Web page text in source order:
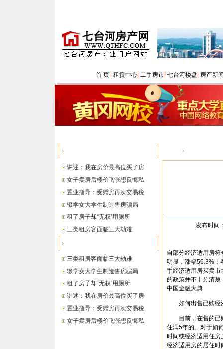
首 页| 租赁中心| 二手房市| 七台河楼盘 房产新
讲述：我在房价最高位买了房
女子卖房后楼价飞涨想反悔私
置业指导：受赠房再次交易税
辍学女大学生制造售房骗局
租了房子却“无权”用厕所
三类租房客面临三大劫难
三类租房客面临三大劫难
辍学女大学生制造售房骗局
租了房子却“无权”用厕所
讲述：我在房价最高位买了房
置业指导：受赠房再次交易税
女子卖房后楼价飞涨想反悔私
发布时间
自部分经济适用房
明显，涨幅56.3%；
手经济适用房买卖市
的政策并不十分清
中国金融大典
如何出售已购经
目前，在售的已购
住满5年的。对于如
时间或经济适用住
经济适用房的居住时